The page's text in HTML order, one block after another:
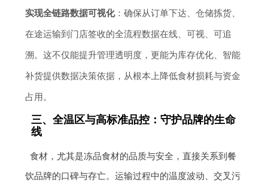
实现全链路数据可视化：确保从订单下达、仓储拣货、
在途运输到门店签收的全流程数据在线、可视、可追
溯。这不仅能提升管理透明度，更能为库存优化、智能
补货提供数据决策依据，从根本上降低食材损耗与资金
占用。
三、全温区与高标准品控：守护品牌的生命
线
食材，尤其是冻品食材的品质与安全，直接关系到餐
饮品牌的口碑与存亡。运输过程中的温度波动、交叉污